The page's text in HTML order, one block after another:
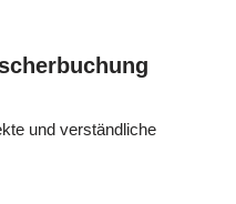
und verständliche